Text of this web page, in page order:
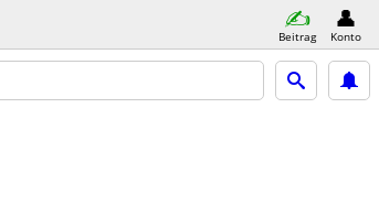
Beitrag Konto